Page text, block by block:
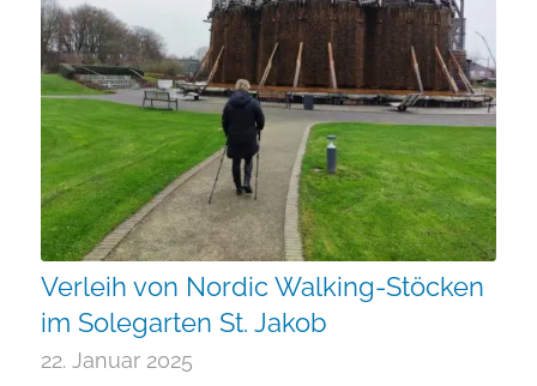
Verleih von Nordic Walking-Stöcken
im Solegarten St. Jakob
22. Januar 2025